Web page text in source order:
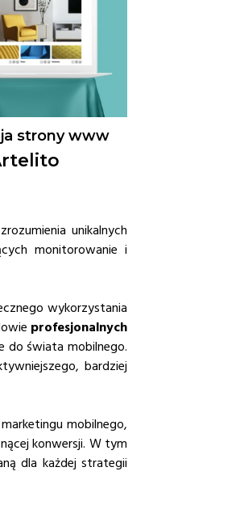
strony www
unikalnych
monitorowanie i
wykorzystania
profesjonalnych
do świata mobilnego.
bardziej
mobilnego,
konwersji. W tym
dla każdej strategii